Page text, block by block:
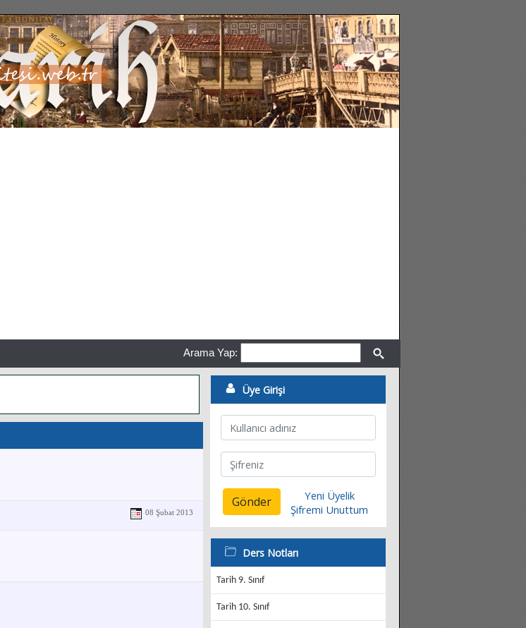
Arama Yap:
08 Şubat 2013
Üye Girişi
Gönder
Yeni Üyelik
Şifremi Unuttum
Ders Notları
Tarih 9. Sınıf
Tarih 10. Sınıf